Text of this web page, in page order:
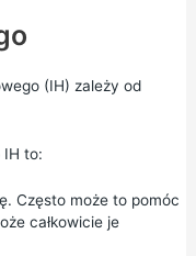
(IH) zależy od
IH to:
Często może to pomóc
całkowicie je